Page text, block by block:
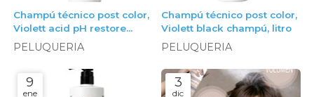
Champú técnico post color,
Violett acid pH restore
champú, litro
PELUQUERIA
Champú técnico post color,
Violett black champú, litro
PELUQUERIA
9
ene
3
dic